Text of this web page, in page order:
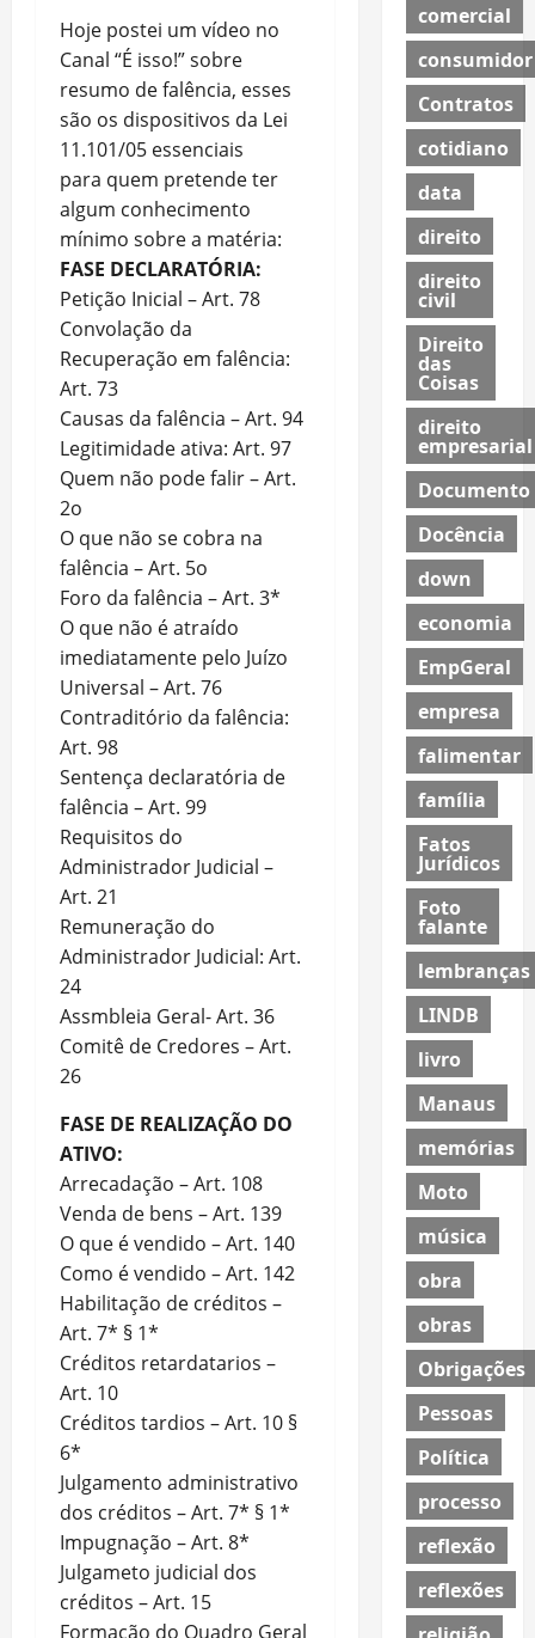
Hoje postei um vídeo no
Canal “É isso!” sobre
resumo de falência, esses
são os dispositivos da Lei
11.101/05 essenciais
para quem pretende ter
algum conhecimento
mínimo sobre a matéria:
FASE DECLARATÓRIA:
Petição Inicial – Art. 78
Convolação da
Recuperação em falência:
Art. 73
Causas da falência – Art. 94
Legitimidade ativa: Art. 97
Quem não pode falir – Art.
2o
O que não se cobra na
falência – Art. 5o
Foro da falência – Art. 3*
O que não é atraído
imediatamente pelo Juízo
Universal – Art. 76
Contraditório da falência:
Art. 98
Sentença declaratória de
falência – Art. 99
Requisitos do
Administrador Judicial –
Art. 21
Remuneração do
Administrador Judicial: Art.
24
Assmbleia Geral- Art. 36
Comitê de Credores – Art.
26
FASE DE REALIZAÇÃO DO
ATIVO:
Arrecadação – Art. 108
Venda de bens – Art. 139
O que é vendido – Art. 140
Como é vendido – Art. 142
Habilitação de créditos –
Art. 7* § 1*
Créditos retardatarios –
Art. 10
Créditos tardios – Art. 10 §
6*
Julgamento administrativo
dos créditos – Art. 7* § 1*
Impugnação – Art. 8*
Julgameto judicial dos
créditos – Art. 15
Formação do Quadro Geral
comercial
consumidor
Contratos
cotidiano
data
direito
direito
civil
Direito
das
Coisas
direito
empresarial
Documento
Docência
down
economia
EmpGeral
empresa
falimentar
família
Fatos
Jurídicos
Foto
falante
lembranças
LINDB
livro
Manaus
memórias
Moto
música
obra
obras
Obrigações
Pessoas
Política
processo
reflexão
reflexões